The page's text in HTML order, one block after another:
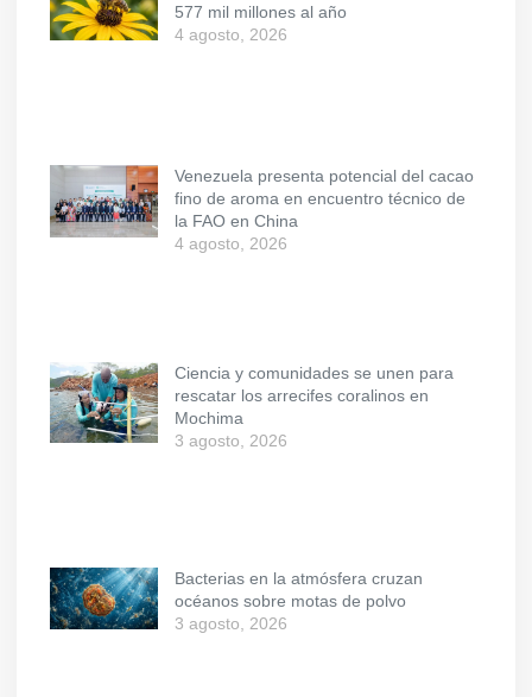
577 mil millones al año
4 agosto, 2026
Venezuela presenta potencial del cacao
fino de aroma en encuentro técnico de
la FAO en China
4 agosto, 2026
Ciencia y comunidades se unen para
rescatar los arrecifes coralinos en
Mochima
3 agosto, 2026
Bacterias en la atmósfera cruzan
océanos sobre motas de polvo
3 agosto, 2026